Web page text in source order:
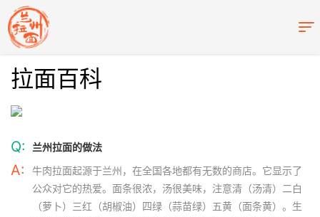
拉面百科
Q: 兰州拉面的做法
A:
牛肉拉面起源于兰州，在全国各地都有无数的商店。它显示了
公众对它的热爱。面条很浓，汤很美味，注意清（汤清）二白
（萝卜）三红（胡椒油）四绿（蒜苗绿）五黄（面条黄）。生